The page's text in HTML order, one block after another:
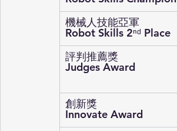
機械人技能亞軍
Robot Skills 2ⁿᵈ Place
評判推薦獎
Judges Award
創新獎
Innovate Award